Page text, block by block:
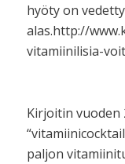
hyöty on
alas.http://
vitamiinilisia-
Kirjoitin vuoden
paljon